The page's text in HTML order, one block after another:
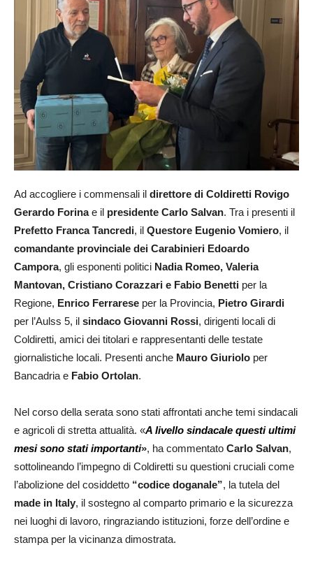
Ad accogliere i commensali il direttore di Coldiretti Rovigo
Gerardo Forinae il presidente Carlo Salvan. Tra i presenti il
Prefetto Franca Tancredi, il Questore Eugenio Vomiero, il
comandante provinciale dei Carabinieri Edoardo
Campora, gli esponenti politici Nadia Romeo, Valeria
Mantovan, Cristiano Corazzari e Fabio Benetti per la
Regione, Enrico Ferrarese per la Provincia, Pietro Girardi
per l’Aulss 5, il sindaco Giovanni Rossi, dirigenti locali di
Coldiretti, amici dei titolari e rappresentanti delle testate
giornalistiche locali. Presenti anche Mauro Giuriolo per
Bancadria e Fabio Ortolan.
Nel corso della serata sono stati affrontati anche temi sindacali
e agricoli di stretta attualità. «A livello sindacale questi ultimi
mesi sono stati importanti», ha commentato Carlo Salvan,
sottolineando l’impegno di Coldiretti su questioni cruciali come
l’abolizione del cosiddetto “codice doganale”, la tutela del
made in Italy, il sostegno al comparto primario e la sicurezza
nei luoghi di lavoro, ringraziando istituzioni, forze dell’ordine e
stampa per la vicinanza dimostrata.